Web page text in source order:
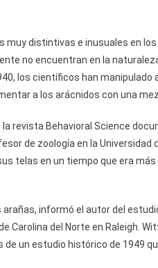
muy distintivas e inusuales en
no encuentran en la
los científicos han
a los arácnidos con una
la revista Behavioral Science
de zoología en la
telas en un tiempo que era
informó el autor del
Carolina del Norte en Raleigh.
un estudio histórico de 1949